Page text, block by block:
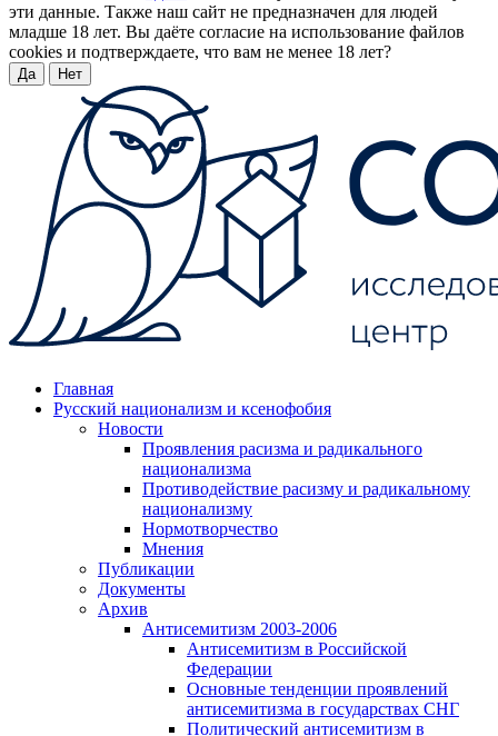
эти данные. Также наш сайт не предназначен для людей
младше 18 лет. Вы даёте согласие на использование файлов
cookies и подтверждаете, что вам не менее 18 лет?
Да Нет
Главная
Русский национализм и ксенофобия
Новости
Проявления расизма и радикального
национализма
Противодействие расизму и радикальному
национализму
Нормотворчество
Мнения
Публикации
Документы
Архив
Антисемитизм 2003-2006
Антисемитизм в Российской
Федерации
Основные тенденции проявлений
антисемитизма в государствах СНГ
Политический антисемитизм в